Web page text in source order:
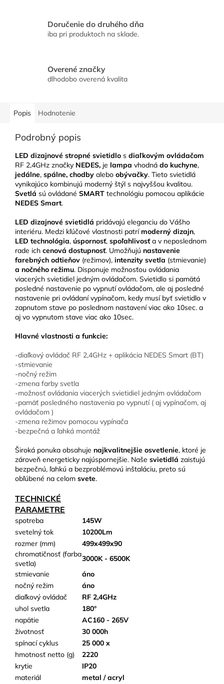
Doručenie do druhého dňa
iba pri produktoch na sklade.
Overené značky
dlhodobo overená kvalita
Popis Hodnotenie
Podrobný popis
LED dizajnové stropné svietidlo s diaľkovým ovládačom
RF 2,4GHz značky NEDES, je lampa vhodná do kuchyne,
jedálne, spálne, chodby alebo obývačky. Tieto svietidlá
vynikajúco kombinujú moderný štýl s najvyššou kvalitou.
Svetlá sú ovládané SMART technológiu pomocou aplikácie
NEDES Smart.
LED dizajnové svietidlá pridávajú eleganciu do Vášho
interiéru. Medzi kľúčové vlastnosti patrímoderný dizajn,
LED technológia, úspornosť, spoľahlivosť a v neposlednom
rade ich cenová dostupnosť. Umožňujú nastavenie
farebných odtieňov (režimov), intenzity svetla (stmievanie)
a nočného režimu. Disponuje možnosťou ovládania
viacerých svietidiel jedným ovládačom. Svietidlo si pamätá
posledné nastavenie po vypnutí ovládačom, ale aj posledné
nastavenie pri ovládaní vypínačom, kedy musí byť svietidlo v
zapnutom stave po poslednom nastavení viac ako 10sec. a
aj vo vypnutom stave viac ako 10sec.
Hlavné vlastnosti a funkcie:
-diaľkový ovládač RF 2,4GHz + aplikácia NEDES Smart (BT)
-stmievanie
-nočný režim
-zmena farby svetla
-možnosť ovládania viacerých svietidiel jedným ovládačom
-pamäť posledného nastavenia po vypnutí ( aj vypínačom, aj
ovládačom )
-zmena režimov pomocou vypínača
-bezpečná a ľahká montáž
Široká ponuka obsahuje najkvalitnejšie osvetlenie, ktoré je
zároveň energeticky najúspornejšie. Naše svietidlá zaisťujú
bezpečnú, ľahkú a bezproblémovú inštaláciu, preto sú
obľúbené na celom svete.
TECHNICKÉ
PARAMETRE
spotreba
145W
svetelný tok
10200Lm
rozmer (mm)
499x499x90
chromatičnosť (farba
svetla)
3000K - 6500K
stmievanie
áno
nočný režim
áno
diaľkový ovládač
RF 2,4GHz
uhol svetla
180°
napätie
AC160 - 265V
životnosť
30 000h
spínací cyklus
25 000 x
hmotnosť netto (g)
2220
krytie
IP20
materiál
metal / acryl